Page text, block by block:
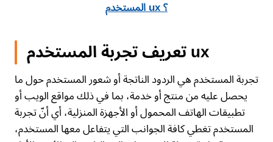
المستخدم ux ؟
تعريف تجربة المستخدم ux
تجربة المستخدم هي الردود الناتجة أو شعور المستخدم حول ما
يحصل عليه من منتج أو خدمة، بما في ذلك مواقع الويب أو
تطبيقات الهاتف المحمول أو الأجهزة المنزلية، أي أنّ تجربة
المستخدم تغطي كافة الجوانب التي يتفاعل معها المستخدم،